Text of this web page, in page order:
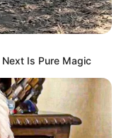
Is Pure Magic